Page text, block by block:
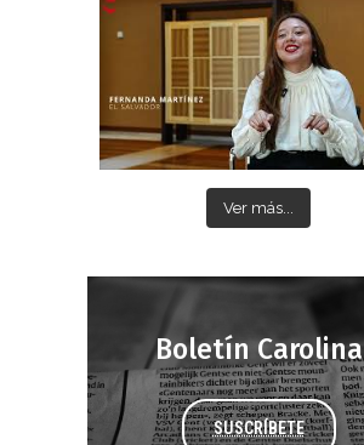
Ver más...
Boletín Carolina
SUSCRÍBETE